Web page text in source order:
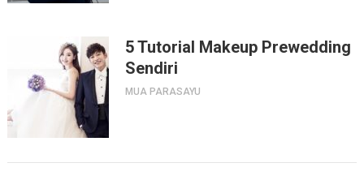
5 Tutorial Makeup Prewedding
Sendiri
MUA PARASAYU